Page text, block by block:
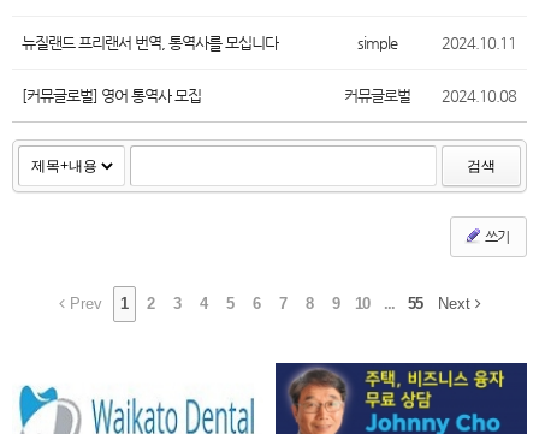
뉴질랜드 프리랜서 번역, 통역사를 모십니다 simple 2024.10.11
[커뮤글로벌] 영어 통역사 모집 커뮤글로벌 2024.10.08
검색
쓰기
Prev 1 2 3 4 5 6 7 8 9 10 ... 55 Next